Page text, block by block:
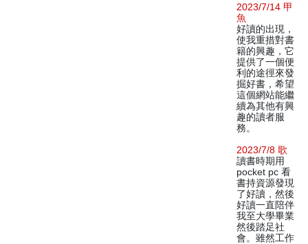
2023/7/14 甲
魚
好讀的出現，
使我重措對書
籍的興趣，它
提供了一個便
利的途徑來發
掘好書，希望
這個網站能繼
續為其他有興
趣的讀者服
務。
2023/7/8 歌
讀書時期用
pocket pc 看
書持資源發現
了好讀，然後
好讀一直陪伴
我至大學畢業
然後踏足社
會。雖然工作